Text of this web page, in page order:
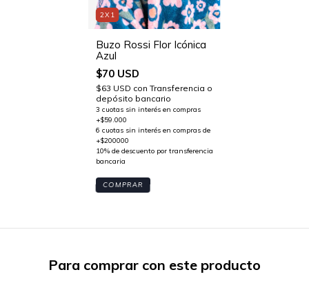
2X1
Buzo Rossi Flor Icónica
Azul
$70 USD
$63 USD con Transferencia o
depósito bancario
COMPRAR
Para comprar con este producto